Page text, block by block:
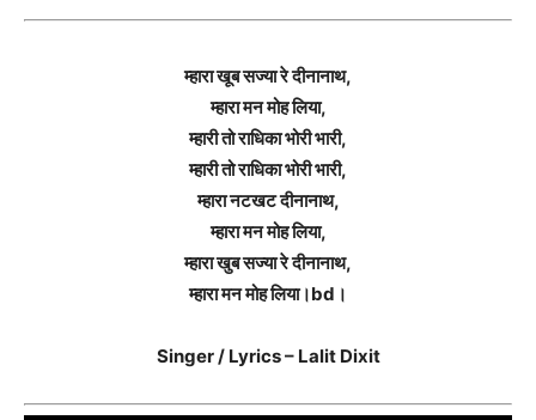
म्हारा खूब सज्या रे दीनानाथ,
म्हारा मन मोह लिया,
म्हारी तो राधिका भोरी भारी,
म्हारी तो राधिका भोरी भारी,
म्हारा नटखट दीनानाथ,
म्हारा मन मोह लिया,
म्हारा खुब सज्या रे दीनानाथ,
म्हारा मन मोह लिया।bd।
Singer / Lyrics – Lalit Dixit